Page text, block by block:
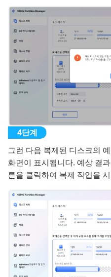
그런 다음 복제된 디스크의
화면이 표시됩니다. 예상 결
튼을 클릭하여 복제 작업을